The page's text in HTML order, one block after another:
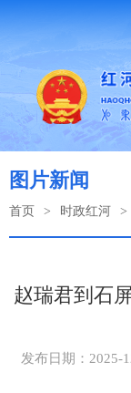
图片新闻
首页 > 时政红河 >
赵瑞君到石
发布日期：2025-